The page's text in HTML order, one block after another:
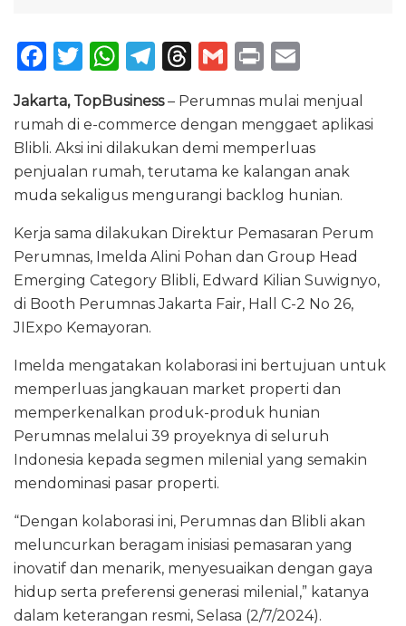
F
c
e
b
o
o
k
T
w
it
te
r
W
h
a
ts
A
p
p
T
e
g
ra
m
T
re
a
d
s
G
ai
l
P
n
t
ai
l
Jakarta, TopBusiness– Perumnas mulai menjual
rumah di e-commerce dengan menggaet aplikasi
Blibli. Aksi ini dilakukan demi memperluas
penjualan rumah, terutama ke kalangan anak
muda sekaligus mengurangi backlog hunian.
Kerja sama dilakukan Direktur Pemasaran Perum
Perumnas, Imelda Alini Pohan dan Group Head
Emerging Category Blibli, Edward Kilian Suwignyo,
di Booth Perumnas Jakarta Fair, Hall C-2 No 26,
JIExpo Kemayoran.
Imelda mengatakan kolaborasi ini bertujuan untuk
memperluas jangkauan market properti dan
memperkenalkan produk-produk hunian
Perumnas melalui 39 proyeknya di seluruh
Indonesia kepada segmen milenial yang semakin
mendominasi pasar properti.
“Dengan kolaborasi ini, Perumnas dan Blibli akan
meluncurkan beragam inisiasi pemasaran yang
inovatif dan menarik, menyesuaikan dengan gaya
hidup serta preferensi generasi milenial,” katanya
dalam keterangan resmi, Selasa (2/7/2024).